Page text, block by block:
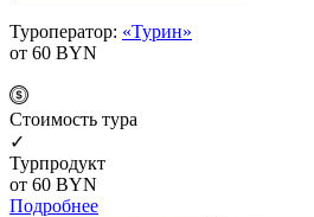
Туроператор: «Турин»
от 60 BYN
Cтоимость тура
✓
Турпродукт
от 60 BYN
Подробнее